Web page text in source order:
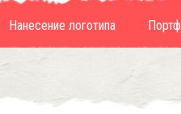
Нанесение логотипа